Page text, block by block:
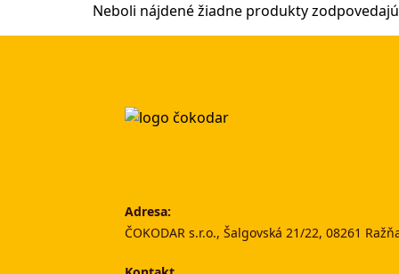
Neboli nájdené žiadne produkty
Adresa:
ČOKODAR s.r.o., Šalgovská 21/22, 08261